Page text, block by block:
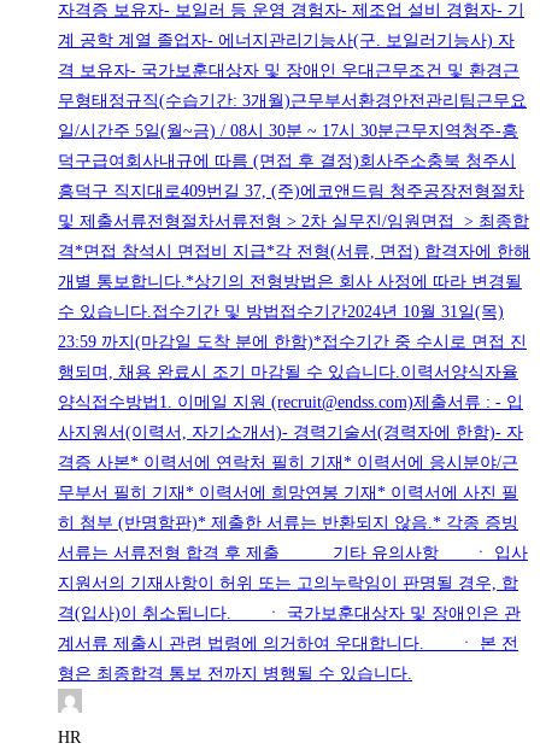
자격증 보유자- 보일러 등 운영 경험자- 제조업 설비 경험자- 기
계 공학 계열 졸업자- 에너지관리기능사(구. 보일러기능사) 자
격 보유자- 국가보훈대상자 및 장애인 우대근무조건 및 환경근
무형태정규직(수습기간: 3개월)근무부서환경안전관리팀근무요
일/시간주 5일(월~금) / 08시 30분 ~ 17시 30분근무지역청주-흥
덕구급여회사내규에 따름 (면접 후 결정)회사주소충북 청주시
흥덕구 직지대로409번길 37, (주)에코앤드림 청주공장전형절차
및 제출서류전형절차서류전형 > 2차 실무진/임원면접 > 최종합
격*면접 참석시 면접비 지급*각 전형(서류, 면접) 합격자에 한해
개별 통보합니다.*상기의 전형방법은 회사 사정에 따라 변경될
수 있습니다.접수기간 및 방법접수기간2024년 10월 31일(목)
23:59 까지(마감일 도착 분에 한함)*접수기간 중 수시로 면접 진
행되며, 채용 완료시 조기 마감될 수 있습니다.이력서양식자율
양식접수방법1. 이메일 지원 (recruit@endss.com)제출서류 : - 입
사지원서(이력서, 자기소개서)- 경력기술서(경력자에 한함)- 자
격증 사본* 이력서에 연락처 필히 기재* 이력서에 응시분야/근
무부서 필히 기재* 이력서에 희망연봉 기재* 이력서에 사진 필
히 첨부 (반명함판)* 제출한 서류는 반환되지 않음.* 각종 증빙
서류는 서류전형 합격 후 제출 기타 유의사항 ㆍ 입사
지원서의 기재사항이 허위 또는 고의누락임이 판명될 경우, 합
격(입사)이 취소됩니다. ㆍ 국가보훈대상자 및 장애인은 관
계서류 제출시 관련 법령에 의거하여 우대합니다. ㆍ 본 전
형은 최종합격 통보 전까지 병행될 수 있습니다.
HR